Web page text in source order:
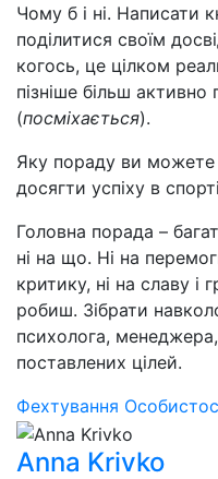
Чому б і ні. Написати
поділитися своїм
когось, це цілком
пізніше більш
(посміхається).
Яку пораду ви
досягти успіху в
Головна порада –
ні на що. Ні на
критику, ні на славу і
робиш. Зібрати
психолога,
поставлених цілей.
Фехтування
Anna Krivko